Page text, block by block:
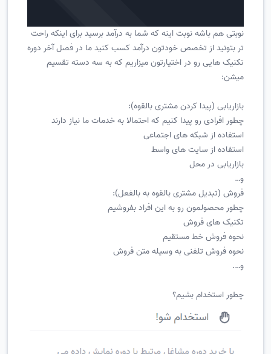
نوبتی هم باشه نوبت اینه که شما به درآمد برسید برای اینکه راحت
تر بتونید از تخصص خودتون درآمد کسب کنید ما در فصل آخر دوره
تکنیک هایی رو در اختیارتون میزاریم که به سه دسته تقسیم
میشن:
بازاریابی (پیدا کردن مشتری بالقوه):
چطور افرادی رو پیدا کنیم که احتمالا به خدمات ما نیاز دارند
استفاده از شبکه های اجتماعی
استفاده از سایت های واسط
بازاریابی در محل
و…
فروش (تبدیل مشتری بالقوه به بالفعل):
چطور محصولمون رو به این افراد بفروشیم
تکنیک های فروش
نحوه فروش خط مستقیم
نحوه فروش تلفنی به وسیله متن فروش
و….
چطور استخدام بشیم؟